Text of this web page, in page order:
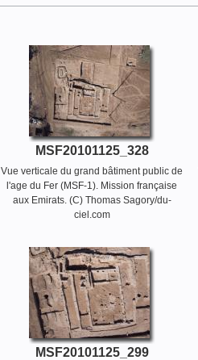
MSF20101125_328
Vue verticale du grand bâtiment public de
l'age du Fer (MSF-1). Mission française
aux Emirats. (C) Thomas Sagory/du-
ciel.com
MSF20101125_299